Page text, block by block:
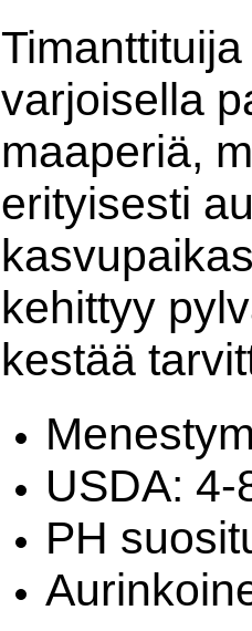
varjoisella
maaperiä,
erityisesti
kehittyy
kestää
USDA: 4-
PH